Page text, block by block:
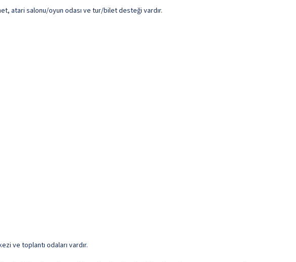
atari salonu/oyun odası ve tur/bilet desteği vardır.
ve toplantı odaları vardır.